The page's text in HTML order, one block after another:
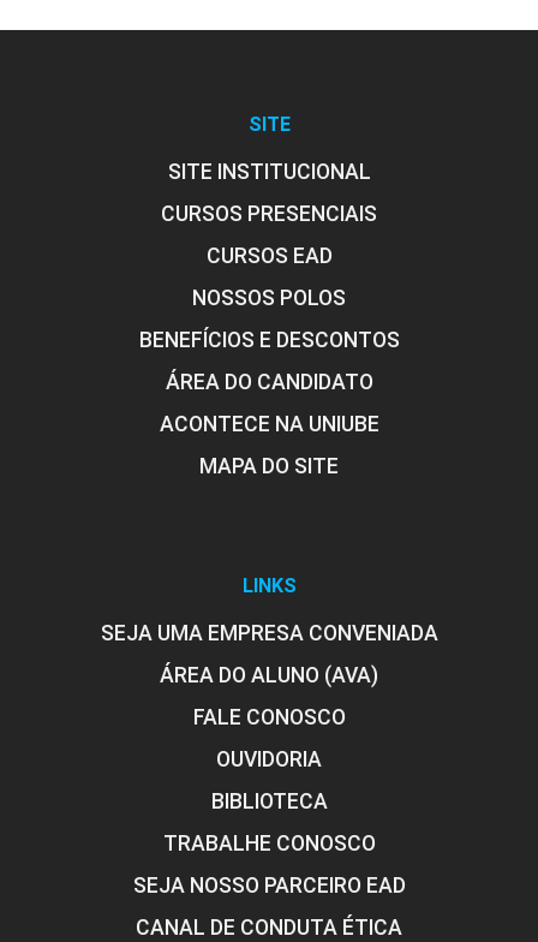
SITE
SITE INSTITUCIONAL
CURSOS PRESENCIAIS
CURSOS EAD
NOSSOS POLOS
BENEFÍCIOS E DESCONTOS
ÁREA DO CANDIDATO
ACONTECE NA UNIUBE
MAPA DO SITE
LINKS
SEJA UMA EMPRESA CONVENIADA
ÁREA DO ALUNO (AVA)
FALE CONOSCO
OUVIDORIA
BIBLIOTECA
TRABALHE CONOSCO
SEJA NOSSO PARCEIRO EAD
CANAL DE CONDUTA ÉTICA